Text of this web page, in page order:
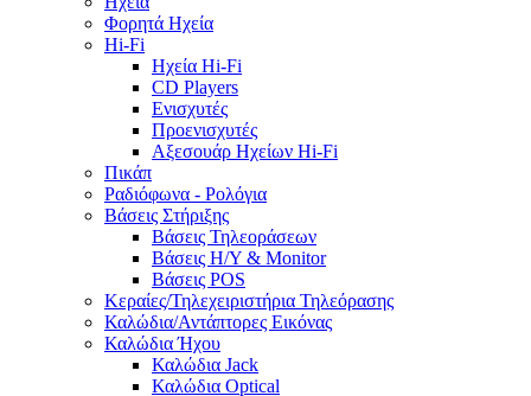
Φορητά Ηχεία
Hi-Fi
Ηχεία Hi-Fi
CD Players
Ενισχυτές
Προενισχυτές
Αξεσουάρ Ηχείων Hi-Fi
Πικάπ
Ραδιόφωνα - Ρολόγια
Βάσεις Στήριξης
Βάσεις Τηλεοράσεων
Βάσεις Η/Υ & Monitor
Βάσεις POS
Κεραίες/Τηλεχειριστήρια Τηλεόρασης
Καλώδια/Αντάπτορες Εικόνας
Καλώδια Ήχου
Καλώδια Jack
Καλώδια Optical